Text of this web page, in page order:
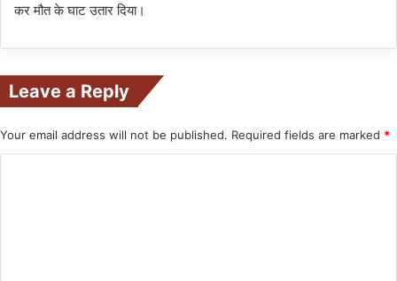
कर मौत के घाट उतार दिया।
Leave a Reply
Your email address will not be published. Required fields are marked *